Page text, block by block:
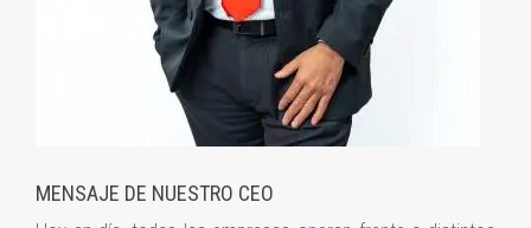
MENSAJE DE NUESTRO CEO